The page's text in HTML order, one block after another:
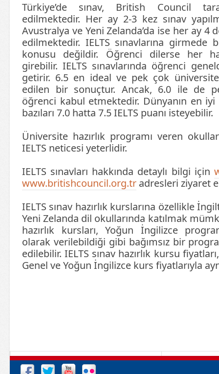
Türkiye’de sınav, British Council
edilmektedir. Her ay 2-3 kez sınav
Avustralya ve Yeni Zelanda’da ise her ay 4
edilmektedir. IELTS sınavlarına
konusu değildir. Öğrenci dilerse her
girebilir. IELTS sınavlarında öğrenci
getirir. 6.5 en ideal ve pek çok
edilen bir sonuçtur. Ancak, 6.0 ile de
öğrenci kabul etmektedir. Dünyanın en
bazıları 7.0 hatta 7.5 IELTS puanı isteyebilir.
Üniversite hazırlık programı veren
IELTS neticesi yeterlidir.
IELTS sınavları hakkında detaylı bilgi için
www.britishcouncil.org.tr adresleri ziyaret
IELTS sınav hazırlık kurslarına özellikle
Yeni Zelanda dil okullarında katılmak
hazırlık kursları, Yoğun İngilizce
olarak verilebildiği gibi bağımsız bir
edilebilir. IELTS sınav hazırlık kursu
Genel ve Yoğun İngilizce kurs fiyatlarıyla